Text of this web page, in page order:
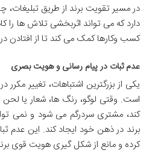
در مسیر تقویت برند از طریق
دارد که می تواند اثربخشی تلاش ها را
کسب وکارها کمک می کند تا از افتادن
عدم ثبات در پیام رسانی و هویت بصری
یکی از بزرگترین اشتباهات، تغییر مکرر
است. وقتی لوگو، رنگ ها، شعار یا
کند، مشتری سردرگم می شود و نمی
برند در ذهن خود ایجاد کند. این عدم
کرده و مانع از شکل گیری هویت قوی